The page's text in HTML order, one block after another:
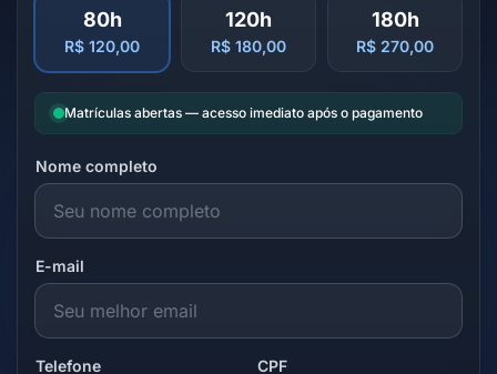
80h
R$ 120,00
120h
R$ 180,00
180h
R$ 270,00
Matrículas abertas — acesso imediato após o pagamento
Nome completo
E-mail
Telefone CPF